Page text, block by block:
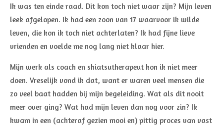
Ik was ten einde raad. Dit kon toch niet waar zijn? Mijn leven
leek afgelopen. Ik had een zoon van 17 waarvoor ik wilde
leven, die kon ik toch niet achterlaten? Ik had fijne lieve
vrienden en voelde me nog lang niet klaar hier.
Mijn werk als coach en shiatsutherapeut kon ik niet meer
doen. Vreselijk vond ik dat, want er waren veel mensen die
zo veel baat hadden bij mijn begeleiding. Wat als dit nooit
meer over ging? Wat had mijn leven dan nog voor zin? Ik
kwam in een (achteraf gezien mooi en) pittig proces van vast